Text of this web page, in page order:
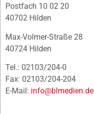
Postfach 10 02 20
40702 Hilden
Max-Volmer-Straße 28
40724 Hilden
Tel.: 02103/204-0
Fax: 02103/204-204
E-Mail: info@blmedien.de